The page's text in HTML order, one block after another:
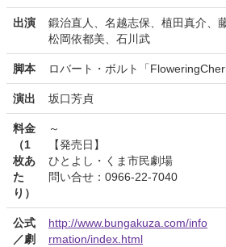
出演
鍛治直人、名越志保、植田真介、
松岡依都美、石川武
脚本 ロバート・ボルト「
演出 坂口芳貞
料金
（1
枚あ
た
り）
～
【発売日】
ひとよし・くま市民劇場
問い合せ：0966-22-7040
公式
／劇
http://www.bungakuza.com/info
rmation/index.html